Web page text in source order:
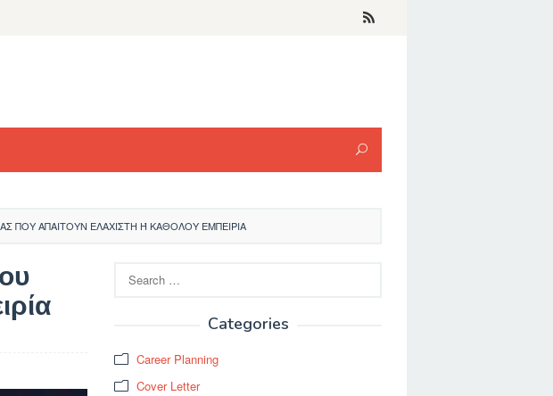
ΠΟΥ ΑΠΑΙΤΟΎΝ ΕΛΆΧΙΣΤΗ Ή ΚΑΘΌΛΟΥ ΕΜΠΕΙΡΊΑ
for:
Categories
Career Planning
Cover Letter